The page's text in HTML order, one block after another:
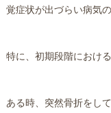
覚症状が出づらい病気の
特に、初期段階におけ
ある時、突然骨折をし